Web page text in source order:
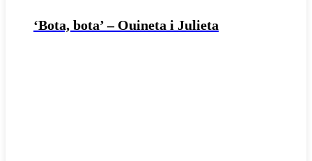
‘Bota, bota’ – Ouineta i Julieta